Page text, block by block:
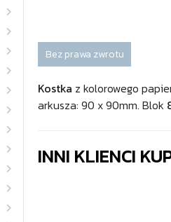
Bez prawa zwrotu
Kostka z kolorowego
arkusza: 90 x 90mm. Blok
INNI KLIENCI